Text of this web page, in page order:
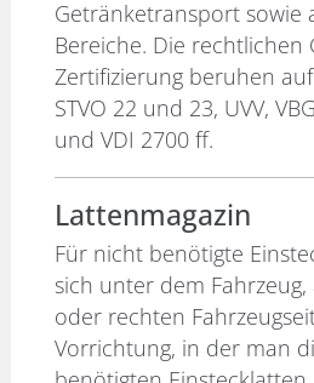
Getränketransport sowie
Bereiche. Die rechtlichen
Zertifizierung beruhen auf
STVO 22 und 23, UVV,
und VDI 2700 ff.
Lattenmagazin
Für nicht benötigte
sich unter dem
oder rechten
Vorrichtung, in der man